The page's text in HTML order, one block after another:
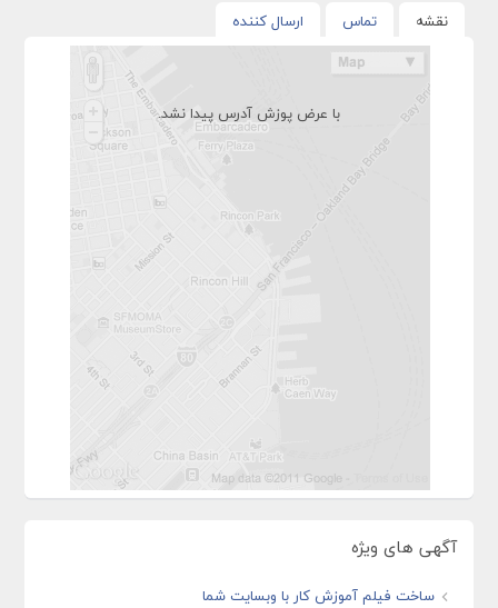
نقشه تماس ارسال کننده
با عرض پوزش آدرس پیدا نشد.
آگهی های ویژه
ساخت فیلم آموزش کار با وبسایت شما